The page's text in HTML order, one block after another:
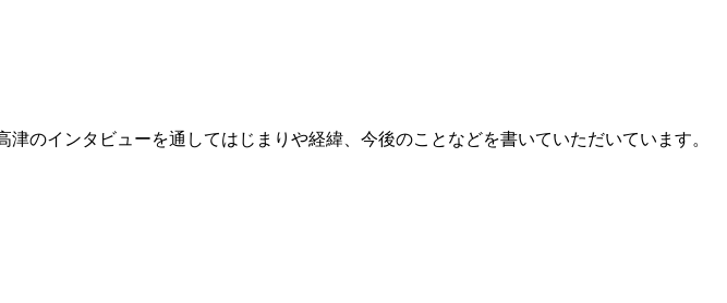
のインタビューを通してはじまりや経緯、今後のことなどを書いていただいています。